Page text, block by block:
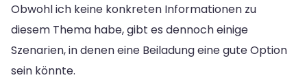
Obwohl ich keine konkreten Informationen zu
diesem Thema habe, gibt es dennoch einige
Szenarien, in denen eine Beiladung eine gute Option
sein könnte.